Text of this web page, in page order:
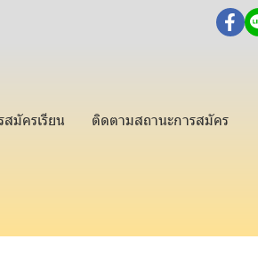
สมัครเรียน ติดตามสถานะการสมัคร